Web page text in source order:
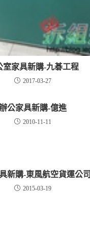
室家具新購-九碁工程
2017-03-27
公家具新購-億進
2010-11-11
新購-東風航空貨運公司
2015-03-19